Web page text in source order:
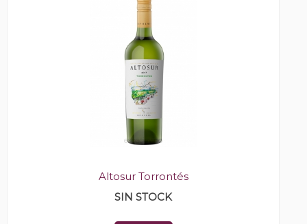
Altosur Torrontés
SIN STOCK